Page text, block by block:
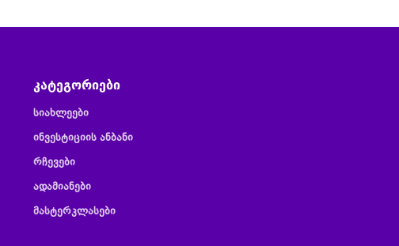
კატეგორიები
სიახლეები
ინვესტიციის ანბანი
რჩევები
ადამიანები
მასტერკლასები